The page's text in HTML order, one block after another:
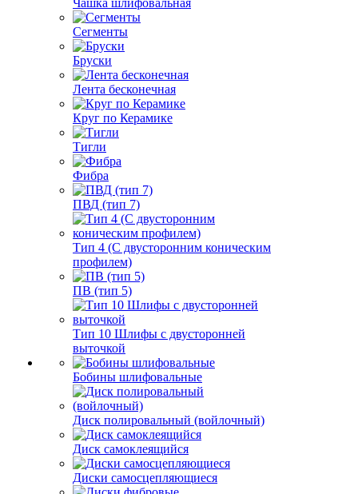
Чашка шлифовальная
Сегменты
Бруски
Лента бесконечная
Круг по Керамике
Тигли
Фибра
ПВД (тип 7)
Тип 4 (С двусторонним коническим
профилем)
ПВ (тип 5)
Тип 10 Шлифы с двусторонней
выточкой
Бобины шлифовальные
Диск полировальный (войлочный)
Диск самоклеящийся
Диски самосцепляющиеся